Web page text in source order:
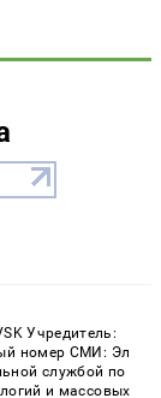
Учредитель:
номер СМИ: Эл
службой по
и массовых